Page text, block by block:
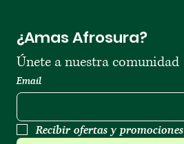
¿Amas Afrosura?
Email
Recibir ofertas y promociones